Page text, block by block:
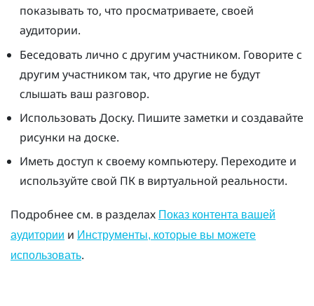
показывать то, что просматриваете, своей
аудитории.
Беседовать лично с другим участником. Говорите с
другим участником так, что другие не будут
слышать ваш разговор.
Использовать Доску. Пишите заметки и создавайте
рисунки на доске.
Иметь доступ к своему компьютеру. Переходите и
используйте свой ПК в виртуальной реальности.
Подробнее см. в разделах Показ контента вашей
аудитории и Инструменты, которые вы можете
использовать.